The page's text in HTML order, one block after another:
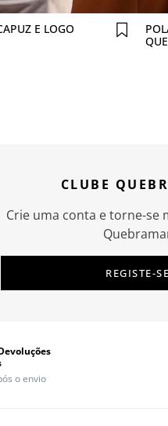
E LOGO
CLUBE
Crie uma conta e torne-se
REGISTE-SE
o envio